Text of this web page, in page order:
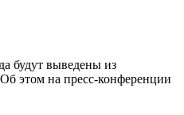
будут выведены из
этом на пресс-конференции